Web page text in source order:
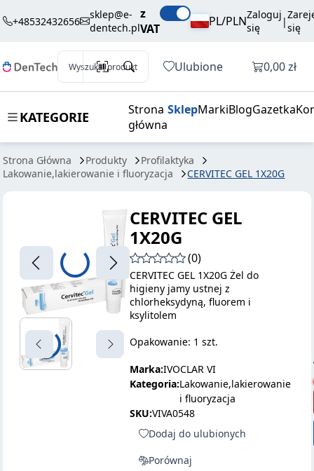
+48532432656
sklep@e-
dentech.pl
z
VAT
PL/PLNZaloguj
się
|się
Wyszukaj produkt Ulubione Otwórz
0,00 zł
KATEGORIE
Strona
główna
SklepMarkiBlogGazetka
Strona Główna Produkty
Profilaktyka
Lakowanie,lakierowanie i fluoryzacja
CERVITEC GEL 1X20G
1X20G
brutto / szt.
CERVITEC GEL
1X20G
(0)
CERVITEC GEL 1X20G Żel do
higieny jamy ustnej z
chlorheksydyną, fluorem i
ksylitolem
Opakowanie: 1 szt.
Marka:IVOCLAR VI
Kategoria:Lakowanie,lakierowanie
i fluoryzacja
SKU:VIVA0548
Dodaj do ulubionych
Porównaj